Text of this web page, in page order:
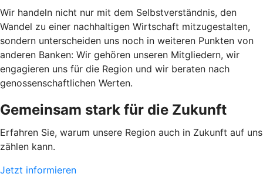
Wir handeln nicht nur mit dem Selbstverständnis, den
Wandel zu einer nachhaltigen Wirtschaft mitzugestalten,
sondern unterscheiden uns noch in weiteren Punkten von
anderen Banken: Wir gehören unseren Mitgliedern, wir
engagieren uns für die Region und wir beraten nach
genossenschaftlichen Werten.
Gemeinsam stark für die Zukunft
Erfahren Sie, warum unsere Region auch in Zukunft auf uns
zählen kann.
Jetzt informieren